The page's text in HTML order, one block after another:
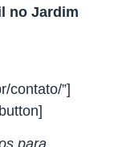
no Jardim
contato/”]